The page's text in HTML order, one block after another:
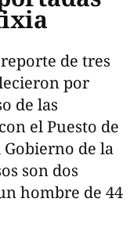
de tres
por
de las
el Puesto de
de la
son dos
hombre de 44